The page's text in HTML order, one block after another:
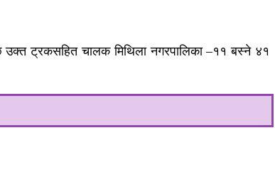
उक्त ट्रकसहित चालक मिथिला नगरपालिका –११ बस्ने ४१